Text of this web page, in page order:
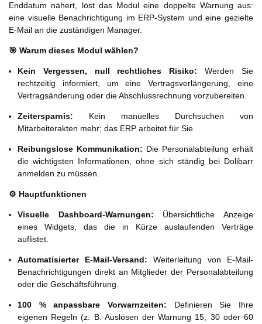
Enddatum nähert, löst das Modul eine doppelte Warnung aus:
eine visuelle Benachrichtigung im ERP-System und eine gezielte
E-Mail an die zuständigen Manager.
🎯 Warum dieses Modul wählen?
Kein Vergessen, null rechtliches Risiko: Werden Sie
rechtzeitig informiert, um eine Vertragsverlängerung, eine
Vertragsänderung oder die Abschlussrechnung vorzubereiten.
Zeitersparnis: Kein manuelles Durchsuchen von
Mitarbeiterakten mehr; das ERP arbeitet für Sie.
Reibungslose Kommunikation: Die Personalabteilung erhält
die wichtigsten Informationen, ohne sich ständig bei Dolibarr
anmelden zu müssen.
⚙️ Hauptfunktionen
Visuelle Dashboard-Warnungen: Übersichtliche Anzeige
eines Widgets, das die in Kürze auslaufenden Verträge
auflistet.
Automatisierter E-Mail-Versand: Weiterleitung von E-Mail-
Benachrichtigungen direkt an Mitglieder der Personalabteilung
oder die Geschäftsführung.
100 % anpassbare Vorwarnzeiten: Definieren Sie Ihre
eigenen Regeln (z. B. Auslösen der Warnung 15, 30 oder 60